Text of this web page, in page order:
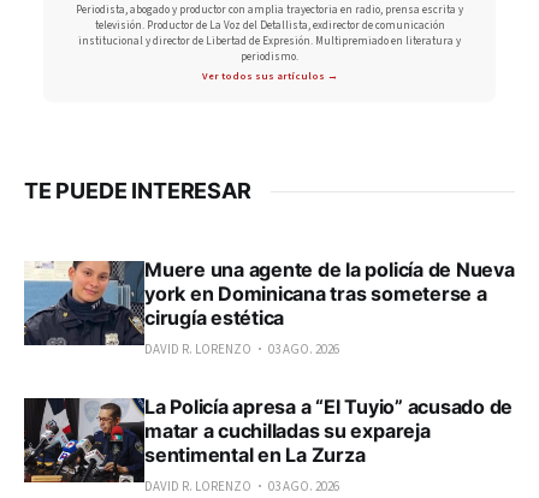
Periodista, abogado y productor con amplia trayectoria en radio, prensa escrita y
televisión. Productor de La Voz del Detallista, exdirector de comunicación
institucional y director de Libertad de Expresión. Multipremiado en literatura y
periodismo.
Ver todos sus artículos →
TE PUEDE INTERESAR
Muere una agente de la policía de Nueva
york en Dominicana tras someterse a
cirugía estética
DAVID R. LORENZO 03 AGO. 2026
La Policía apresa a “El Tuyio” acusado de
matar a cuchilladas su expareja
sentimental en La Zurza
DAVID R. LORENZO 03 AGO. 2026